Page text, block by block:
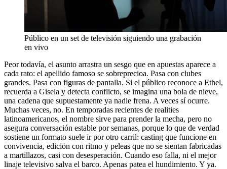
Público en un set de televisión siguiendo una grabación
en vivo
Peor todavía, el asunto arrastra un sesgo que en apuestas aparece a
cada rato: el apellido famoso se sobreprecioa. Pasa con clubes
grandes. Pasa con figuras de pantalla. Si el público reconoce a Ethel,
recuerda a Gisela y detecta conflicto, se imagina una bola de nieve,
una cadena que supuestamente ya nadie frena. A veces sí ocurre.
Muchas veces, no. En temporadas recientes de realities
latinoamericanos, el nombre sirve para prender la mecha, pero no
asegura conversación estable por semanas, porque lo que de verdad
sostiene un formato suele ir por otro carril: casting que funcione en
convivencia, edición con ritmo y peleas que no se sientan fabricadas
a martillazos, casi con desesperación. Cuando eso falla, ni el mejor
linaje televisivo salva el barco. Apenas patea el hundimiento. Y ya.